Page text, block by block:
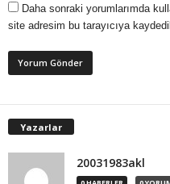
Daha sonraki yorumlarımda
site adresim bu tarayıcıya
Yazarlar
20031983akl